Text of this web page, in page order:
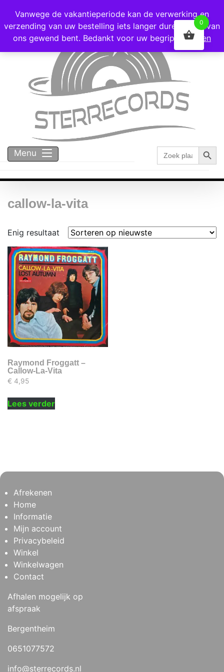
Voor 16:00 besteld = vandaag verzonden!
Menu
Zoek
naar:
callow-la-vita
Enig resultaat
Raymond Froggatt –
Callow-La-Vita
€ 4,95
Lees verder
Afrekenen
Home
Informatie
Mijn account
Privacybeleid
Winkel
Winkelwagen
Contact
Afhalen mogelijk op
afspraak
Bergentheim
0651077572
info@sterrecords.nl
Vanwege de vakantieperiode kan de verwerking en
verzending van uw bestelling iets langer duren dan u van
ons gewend bent. Bedankt voor uw begrip!
Negeren
0